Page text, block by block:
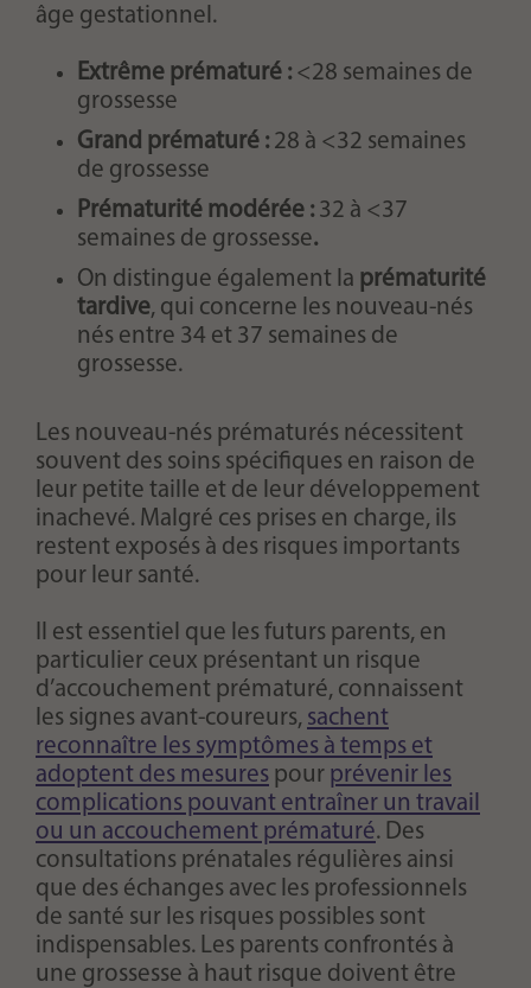
âge gestationnel.
Extrême prématuré : <28 semaines de
grossesse
Grand prématuré : 28 à <32 semaines
de grossesse
Prématurité modérée : 32 à <37
semaines de grossesse.
On distingue également la prématurité
tardive, qui concerne les nouveau-nés
nés entre 34 et 37 semaines de
grossesse.
Les nouveau-nés prématurés nécessitent
souvent des soins spécifiques en raison de
leur petite taille et de leur développement
inachevé. Malgré ces prises en charge, ils
restent exposés à des risques importants
pour leur santé.
Il est essentiel que les futurs parents, en
particulier ceux présentant un risque
d’accouchement prématuré, connaissent
les signes avant-coureurs, sachent
reconnaître les symptômes à temps et
adoptent des mesures pour prévenir les
complications pouvant entraîner un travail
ou un accouchement prématuré. Des
consultations prénatales régulières ainsi
que des échanges avec les professionnels
de santé sur les risques possibles sont
indispensables. Les parents confrontés à
une grossesse à haut risque doivent être